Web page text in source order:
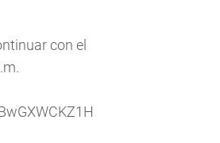
con el